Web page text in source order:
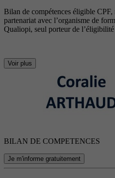
Bilan de compétences éligible
partenariat avec l’organisme de
Qualiopi, seul porteur de l’éligibilité
Voir plus
BILAN DE COMPETENCES
Je m'informe gratuitement